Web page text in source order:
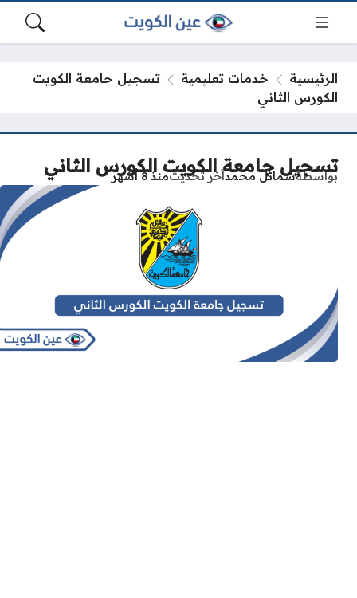
الرئيسية خدمات تعليمية
تسجيل جامعة الكويت
الكورس الثاني
تسجيل جامعة الكويت الكورس الثاني
بواسطةشمائل محمدآخر تحديثمنذ 8 أشهر